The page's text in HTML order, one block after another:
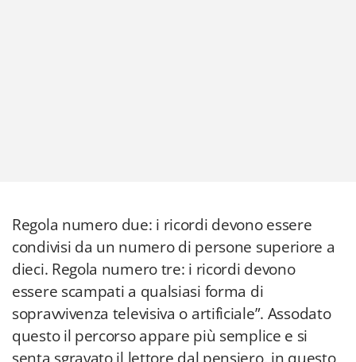
Regola numero due: i ricordi devono essere
condivisi da un numero di persone superiore a
dieci. Regola numero tre: i ricordi devono
essere scampati a qualsiasi forma di
sopravvivenza televisiva o artificiale”. Assodato
questo il percorso appare più semplice e si